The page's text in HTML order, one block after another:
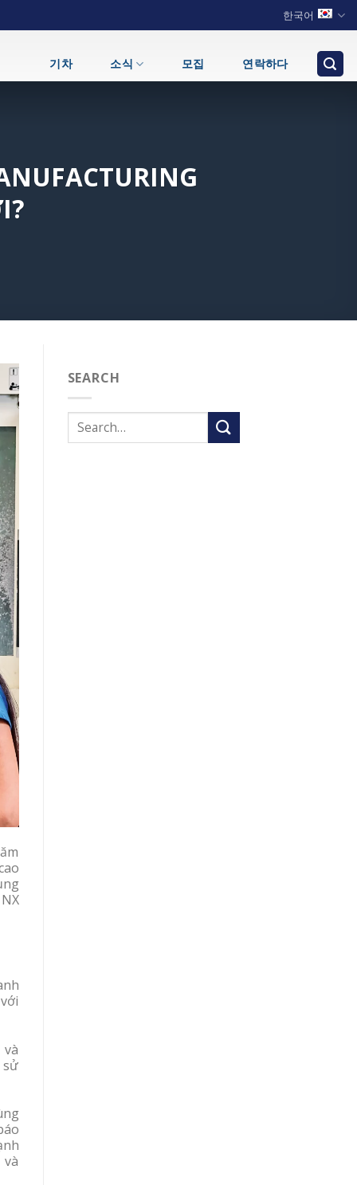
한국어
기차 소식 모집 연락하다
sử
SEARCH